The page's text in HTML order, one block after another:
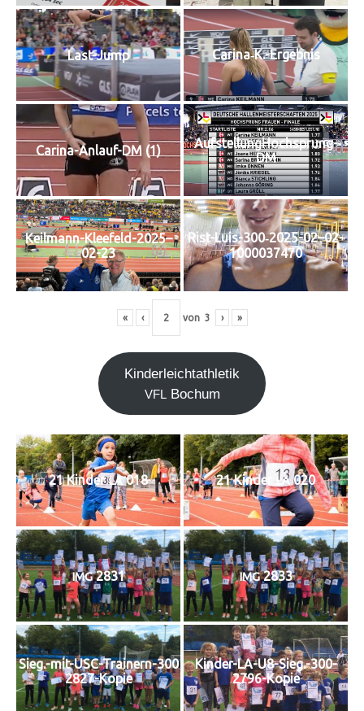
Last-Jump Carina‑K.-Ergebnis
Cari­na-Anlauf-DM (1)
Auf­stel­lung­Hoch­sprung-
DM
Keilmann-Kleefeld-2025–
02-23
Rist-Luis-300‑2025-02–02-
1000037470
« ‹ von 3 › »
Kin­der­leicht­ath­le­tik
VFLBochum
21 Kin­derLA018 21 Kin­der LA020
IMG2831 IMG2833
Sieg.-mit-USC-Trainern-300
2827-Kopie
Kinder-LA-U8-Sieg.-300-
2796-Kopie